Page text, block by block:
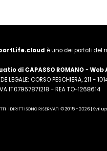
è uno dei portali del
di CAPASSO ROMANO -Web
LEGALE: CORSO PESCHIERA, 211 -
IT07957871218 - REA TO-1268614
I DIRITTI SONO RISERVATI © 2015 - 2026 |